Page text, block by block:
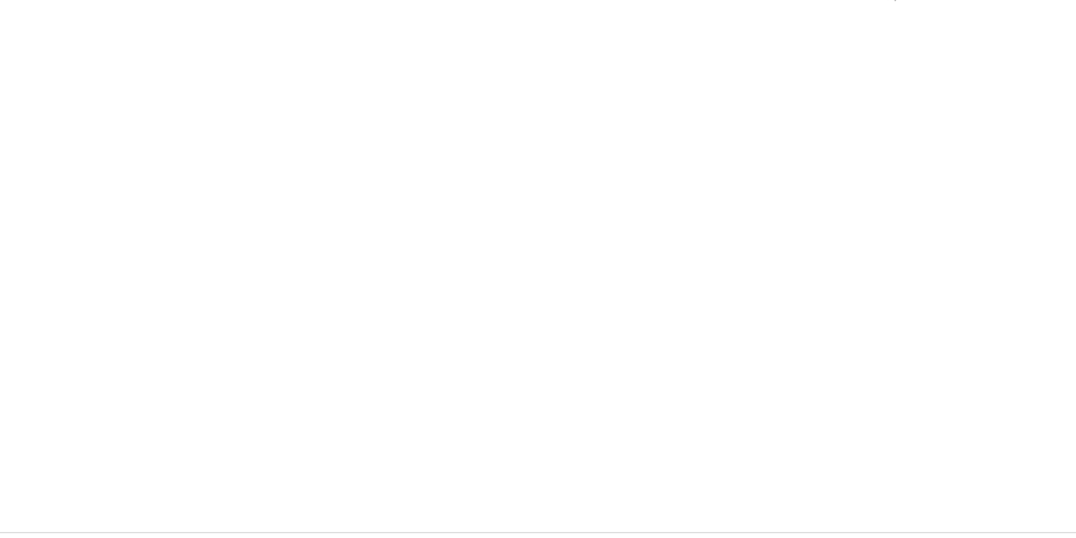
einzigartigen Schmuck zu kreieren, der von zeitlosen, klassischen Designs bis hin zu mutigen, modernen
und Leidenschaft für die Schmuckkunst gefertigt, sodass jedes hochwertige Schmuckstück ein kleines
Online-Einkaufserlebnis zu bieten. Wir garantieren einen schnellen Versand und eine einfache
das perfekte Schmuckstück, das Sie zum Strahlen bringt. Ganz gleich, ob Sie auf der Suche nach 925er-
für Damen und entdecken Sie zeitlose Eleganz im Via Condotti Store. Kaufen Sie jetzt und verleihen Sie